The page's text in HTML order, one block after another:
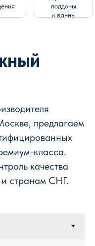
поддоны
и ванны
предлагаем
класса.
качества
и странам СНГ.